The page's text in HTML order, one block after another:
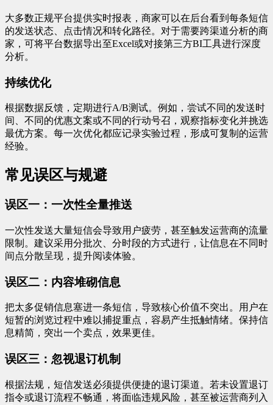
大多数正规平台提供实时报表，商家可以在后台看到每条短信
的发送状态、点击情况和转化路径。对于需要跨渠道分析的商
家，可将平台数据导出至Excel或对接第三方BI工具进行深度
分析。
持续优化
根据数据反馈，定期进行A/B测试。例如，尝试不同的发送时
间、不同的优惠文案或不同的行动号召，观察指标变化并挑选
最优方案。每一次优化都应记录实验过程，形成可复制的运营
经验。
常见误区与规避
误区一：一次性全量推送
一次性发送大量短信会导致用户疲劳，甚至触发运营商的流量
限制。建议采用分批次、分时段的方式进行，让信息在不同时
间点分散呈现，提升阅读体验。
误区二：内容堆砌信息
把太多促销信息塞进一条短信，导致核心价值不突出。用户在
短暂的浏览过程中难以捕捉重点，容易产生抵触情绪。保持信
息精简，突出一个卖点，效果更佳。
误区三：忽视退订机制
根据法规，短信发送必须提供便捷的退订渠道。若未设置退订
指令或退订流程不畅通，将面临违规风险，甚至被运营商列入